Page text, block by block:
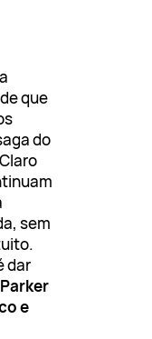
que
do
sem
dar
e